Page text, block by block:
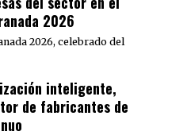
2026
2026, celebrado del
inteligente,
de fabricantes de